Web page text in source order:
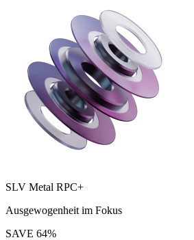
SLV Metal RPC+
Ausgewogenheit im Fokus
SAVE 64%